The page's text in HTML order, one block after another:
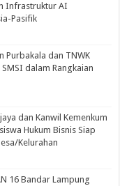
Infrastruktur AI
Pasifik
Purbakala dan TNWK
dalam Rangkaian
dan Kanwil Kemenkum
Hukum Bisnis Siap
Kelurahan
16 Bandar Lampung